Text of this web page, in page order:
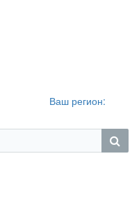
Ваш регион: